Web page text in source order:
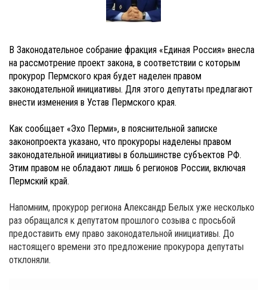
В Законодательное собрание фракция «Единая Россия» внесла
на рассмотрение проект закона, в соответствии с которым
прокурор Пермского края будет наделен правом
законодательной инициативы. Для этого депутаты предлагают
внести изменения в Устав Пермского края.
Как сообщает «Эхо Перми», в пояснительной записке
законопроекта указано, что прокуроры наделены правом
законодательной инициативы в большинстве субъектов РФ.
Этим правом не обладают лишь 6 регионов России, включая
Пермский край.
Напомним, прокурор региона Александр Белых уже несколько
раз обращался к депутатом прошлого созыва с просьбой
предоставить ему право законодательной инициативы. До
настоящего времени это предложение прокурора депутаты
отклоняли.